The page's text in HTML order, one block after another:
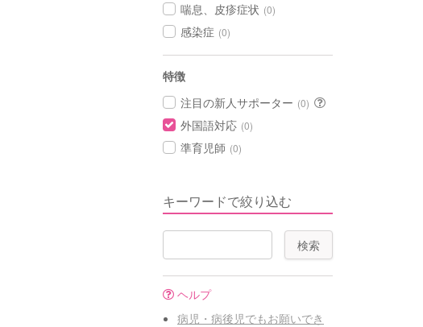
喘息、皮疹症状 (0)
感染症 (0)
特徴
注目の新人サポーター (0)
外国語対応 (0)
準育児師 (0)
キーワードで絞り込む
ヘルプ
病児・病後児でもお願いでき